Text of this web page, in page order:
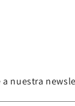
a nuestra